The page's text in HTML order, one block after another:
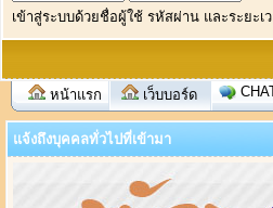
เข้าสู่ระบบด้วยชื่อผู้ใช้ รหัสผ่าน และระยะเ
หน้าแรก เว็บบอร์ด
แจ้งถึงบุคคลทั่วไปที่เข้ามา